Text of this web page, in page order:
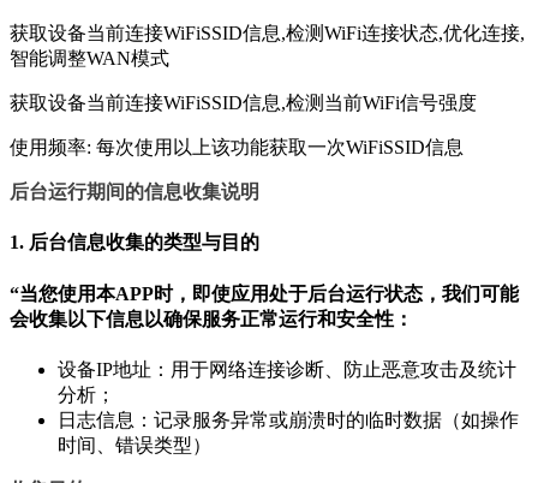
获取设备当前连接WiFiSSID信息,检测WiFi连接状态,优化连接,
智能调整WAN模式
获取设备当前连接WiFiSSID信息,检测当前WiFi信号强度
使用频率: 每次使用以上该功能获取一次WiFiSSID信息
后台运行期间的信息收集说明
1. 后台信息收集的类型与目的
“当您使用本APP时， 即使应用处于后台运行状态 ，我们可能
会收集以下信息以确保服务正常运行和安全性：
设备IP地址：用于网络连接诊断、防止恶意攻击及统计
分析；
日志信息：记录服务异常或崩溃时的临时数据（如操作
时间、错误类型）